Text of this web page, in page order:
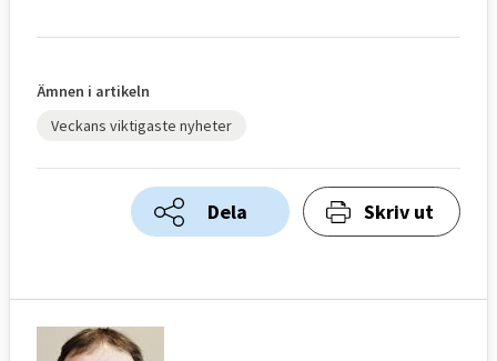
Ämnen i artikeln
Veckans viktigaste nyheter
Dela Skriv ut